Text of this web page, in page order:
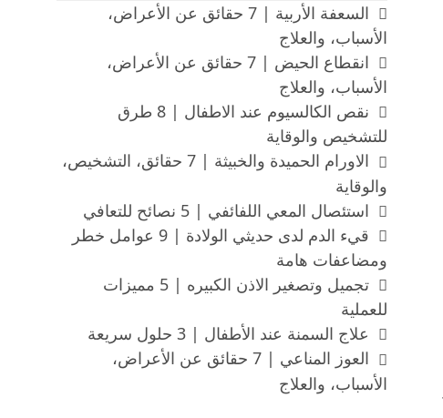
السعفة الأربية | 7 حقائق عن الأعراض،
الأسباب، والعلاج
انقطاع الحيض | 7 حقائق عن الأعراض،
الأسباب، والعلاج
نقص الكالسيوم عند الاطفال | 8 طرق
للتشخيص والوقاية
الاورام الحميدة والخبيثة | 7 حقائق، التشخيص،
والوقاية
استئصال المعي اللفائفي | 5 نصائح للتعافي
قيء الدم لدى حديثي الولادة | 9 عوامل خطر
ومضاعفات هامة
تجميل وتصغير الاذن الكبيره | 5 مميزات
للعملية
علاج السمنة عند الأطفال | 3 حلول سريعة
العوز المناعي | 7 حقائق عن الأعراض،
الأسباب، والعلاج